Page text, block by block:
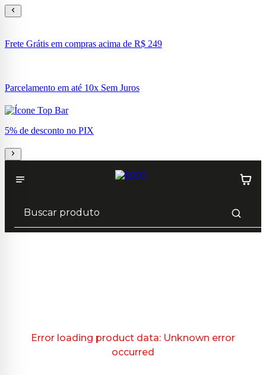
Frete Grátis em compras acima de R$ 249
Parcelamento em até 10x Sem Juros
5% de desconto no PIX
Error loading product data: Unknown error
occurred